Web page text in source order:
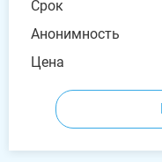
Срок
Анонимность
Цена